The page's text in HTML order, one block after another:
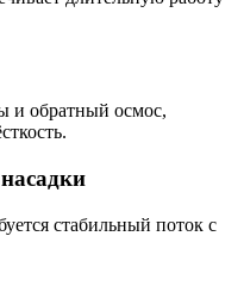
и обратный осмос,
стабильный поток с